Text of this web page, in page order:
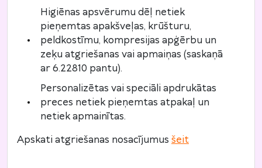
Higiēnas apsvērumu dēļ netiek
pieņemtas apakšveļas, krūšturu,
peldkostīmu, kompresijas apģērbu un
zeķu atgriešanas vai apmaiņas (saskaņā
ar 6.22810 pantu).
Personalizētas vai speciāli apdrukātas
preces netiek pieņemtas atpakaļ un
netiek apmainītas.
Apskati atgriešanas nosacījumus šeit